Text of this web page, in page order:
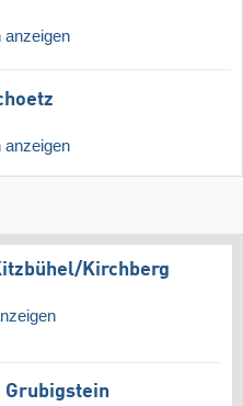
​Kirchberg
Grubigstein